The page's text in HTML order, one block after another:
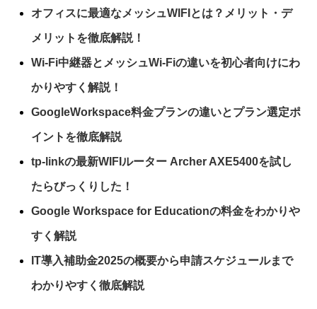
オフィスに最適なメッシュWIFIとは？メリット・デ
メリットを徹底解説！
Wi-Fi中継器とメッシュWi-Fiの違いを初心者向けにわ
かりやすく解説！
GoogleWorkspace料金プランの違いとプラン選定ポ
イントを徹底解説
tp-linkの最新WIFIルーター Archer AXE5400を試し
たらびっくりした！
Google Workspace for Educationの料金をわかりや
すく解説
IT導入補助金2025の概要から申請スケジュールまで
わかりやすく徹底解説